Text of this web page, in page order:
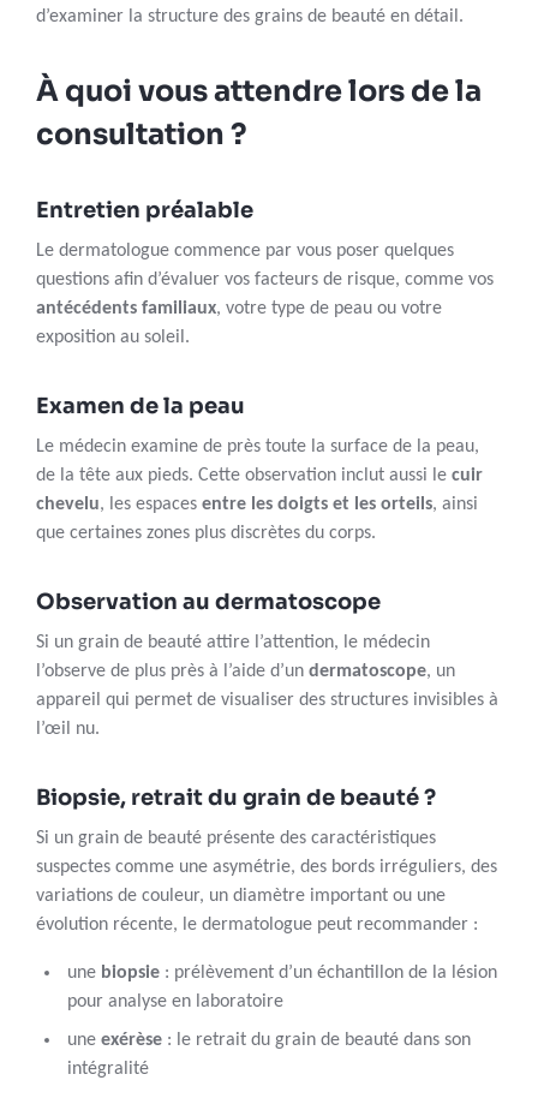
d’examiner la structure des grains de beauté en détail.
À quoi vous attendre lors de la
consultation ?
Entretien préalable
Le dermatologue commence par vous poser quelques
questions afin d’évaluer vos facteurs de risque, comme vos
antécédents familiaux, votre type de peau ou votre
exposition au soleil.
Examen de la peau
Le médecin examine de près toute la surface de la peau,
de la tête aux pieds. Cette observation inclut aussi le cuir
chevelu, les espaces entre les doigts et les orteils, ainsi
que certaines zones plus discrètes du corps.
Observation au dermatoscope
Si un grain de beauté attire l’attention, le médecin
l’observe de plus près à l’aide d’un dermatoscope, un
appareil qui permet de visualiser des structures invisibles à
l’œil nu.
Biopsie, retrait du grain de beauté ?
Si un grain de beauté présente des caractéristiques
suspectes comme une asymétrie, des bords irréguliers, des
variations de couleur, un diamètre important ou une
évolution récente, le dermatologue peut recommander :
une biopsie : prélèvement d’un échantillon de la lésion
pour analyse en laboratoire
une exérèse : le retrait du grain de beauté dans son
intégralité